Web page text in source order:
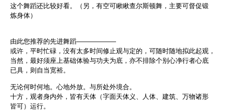
这个舞蹈还比较好看。（另，有空可瞅瞅查尔斯顿舞，主要可督促锻
炼身体）
由此您推荐的先进舞蹈——————
或许，平时忙碌，没有太多时间修止观与定的，可随时随地拟此起观，
当然，最好须座上基础体验与功夫为底，亦不排除个别心净行者心底
已具，则自当宽裕。
无论何时何地。心地外放。与所处外境合。
十方，观者身内外，皆有天体（字面天体义、人体、建筑、万物诸形
皆可）运行。